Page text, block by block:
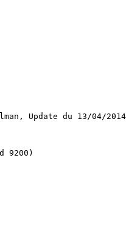
Update du 13/04/2014
9200)